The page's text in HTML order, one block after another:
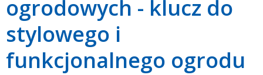
ogrodowych - klucz do
stylowego i
funkcjonalnego ogrodu